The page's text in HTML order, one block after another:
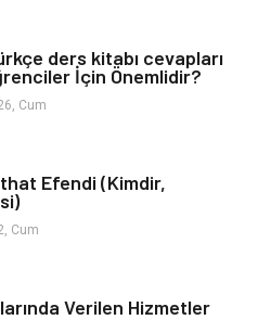
Otomotiv
Bebek Giyim
ders kitabı cevapları
İçin Önemlidir?
Cum
Efendi (Kimdir,
Cum
Verilen Hizmetler